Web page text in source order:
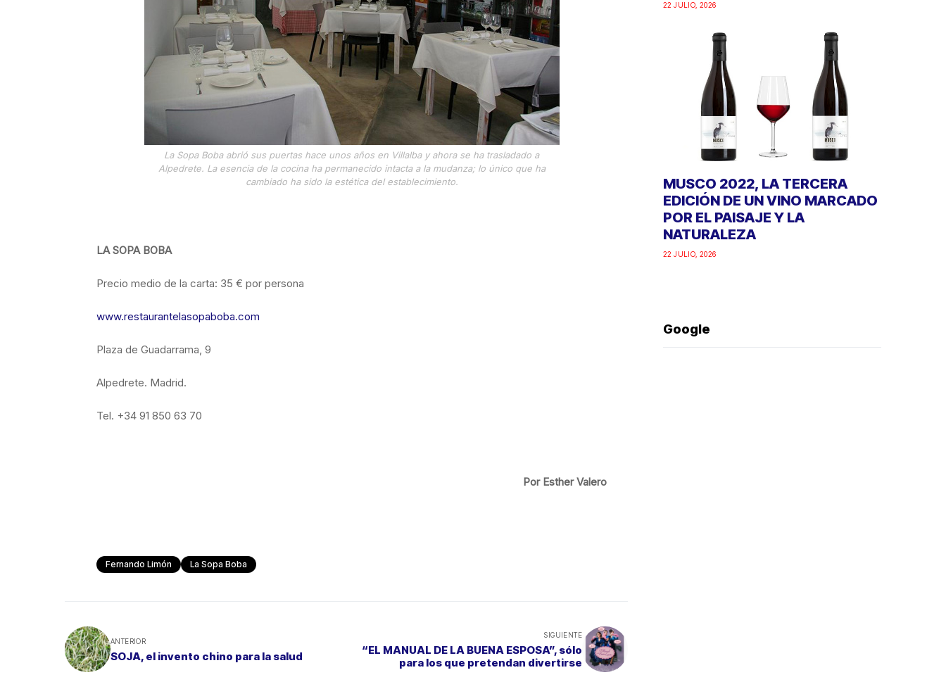
La Sopa Boba abrió sus puertas hace unos años en Villalba y ahora se ha trasladado a
Alpedrete. La esencia de la cocina ha permanecido intacta a la mudanza; lo único que ha
cambiado ha sido la estética del establecimiento.
LA SOPA BOBA
Precio medio de la carta: 35 € por persona
www.restaurantelasopaboba.com
Plaza de Guadarrama, 9
Alpedrete. Madrid.
Tel. +34 91 850 63 70
Por Esther Valero
Fernando Limón La Sopa Boba
ANTERIOR
SOJA, el invento chino para la salud
SIGUIENTE
“EL MANUAL DE LA BUENA ESPOSA”, sólo
para los que pretendan divertirse
22 JULIO, 2026
MUSCO 2022, LA TERCERA
EDICIÓN DE UN VINO MARCADO
POR EL PAISAJE Y LA
NATURALEZA
22 JULIO, 2026
Google